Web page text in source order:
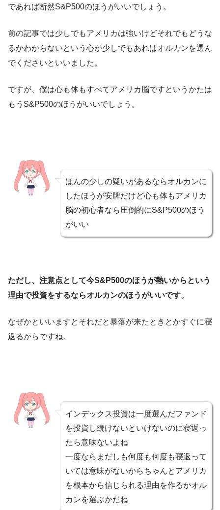
であれば断然S&P500のほうがいいでしょう。
前の記事では少しでもアメリカは強いけどそれでもどうな
るかわからないという心が少しでもあればオルカンを選ん
でくださいといいました。
ですが、僕は心も体もすべてアメリカ脳ですというかたは
もうS&P500のほうがいいでしょう。
ほんの少しの疑いがあるならオルカンに
したほうが安牌だけど心も体もアメリカ
脳の初心者なら圧倒的にS&P500のほう
がいい
ただし、注意点として今S&P500のほうが熱いからという
理由で投資をするならオルカンのほうがいいです。
なぜかといいますとそれだと暴落が来たときとかすぐに寝
返るからですね。
インデックス投資は一度選んだファンド
を投資し続けないといけないのに寝返っ
たら意味ないよね
一度ならまだしも何度も何度も寝返って
いては意味がないからちゃんとアメリカ
を根本から信じられる理由を作るかオル
カンを選ぶかだね